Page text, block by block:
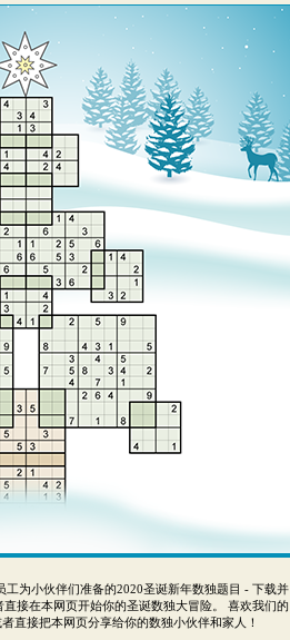
为小伙伴们准备的2020圣诞新年数独题目 - 下载并
接在本网页开始你的圣诞数独大冒险。 喜欢我们的
直接把本网页分享给你的数独小伙伴和家人！